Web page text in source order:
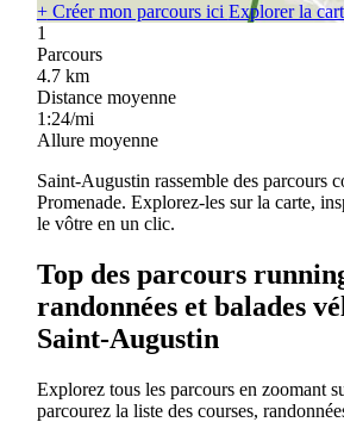
+Créer mon parcours ici Explorer la
1
Parcours
4.7 km
Distance moyenne
1:24/mi
Allure moyenne
Saint-Augustin rassemble des parcours
Promenade. Explorez-les sur la carte,
le vôtre en un clic.
Top des parcours
randonnées et balades
Saint-Augustin
Explorez tous les parcours en zoomant
parcourez la liste des courses,